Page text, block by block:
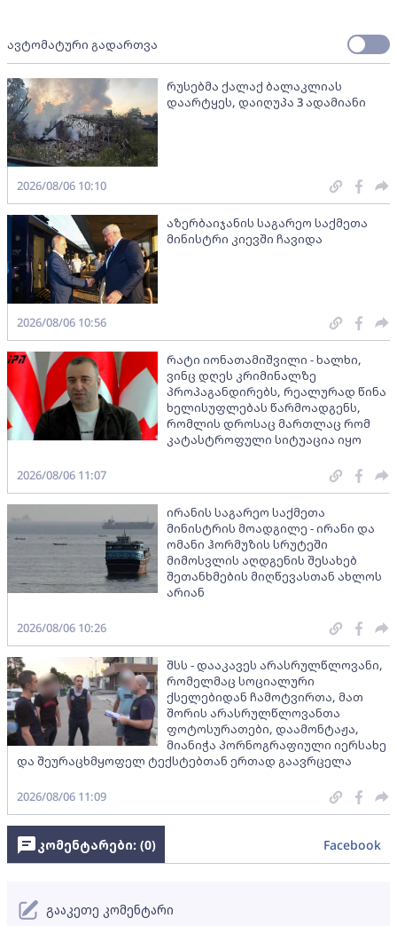
ავტომატური გადართვა
რუსებმა ქალაქ ბალაკლიას
დაარტყეს, დაიღუპა 3 ადამიანი
2026/08/06 10:10
აზერბაიჯანის საგარეო საქმეთა
მინისტრი კიევში ჩავიდა
2026/08/06 10:56
რატი იონათამიშვილი - ხალხი,
ვინც დღეს კრიმინალზე
პროპაგანდირებს, რეალურად წინა
ხელისუფლებას წარმოადგენს,
რომლის დროსაც მართლაც რომ
კატასტროფული სიტუაცია იყო
2026/08/06 11:07
ირანის საგარეო საქმეთა
მინისტრის მოადგილე - ირანი და
ომანი ჰორმუზის სრუტეში
მიმოსვლის აღდგენის შესახებ
შეთანხმების მიღწევასთან ახლოს
არიან
2026/08/06 10:26
შსს - დააკავეს არასრულწლოვანი,
რომელმაც სოციალური
ქსელებიდან ჩამოტვირთა, მათ
შორის არასრულწლოვანთა
ფოტოსურათები, დაამონტაჟა,
მიანიჭა პორნოგრაფიული იერსახე
და შეურაცხმყოფელ ტექსტებთან ერთად გაავრცელა
2026/08/06 11:09
კომენტარები: (0) Facebook
გააკეთე კომენტარი